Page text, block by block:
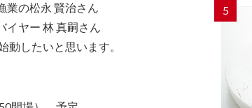
業の松永 賢治さん
イヤー 林 真嗣さん
動したいと思います。
5